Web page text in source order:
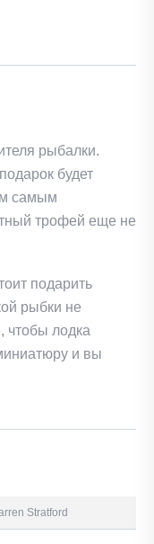
рыбалки.
будет
самым
трофей еще не
подарить
рыбки не
чтобы лодка
и вы
Stratford